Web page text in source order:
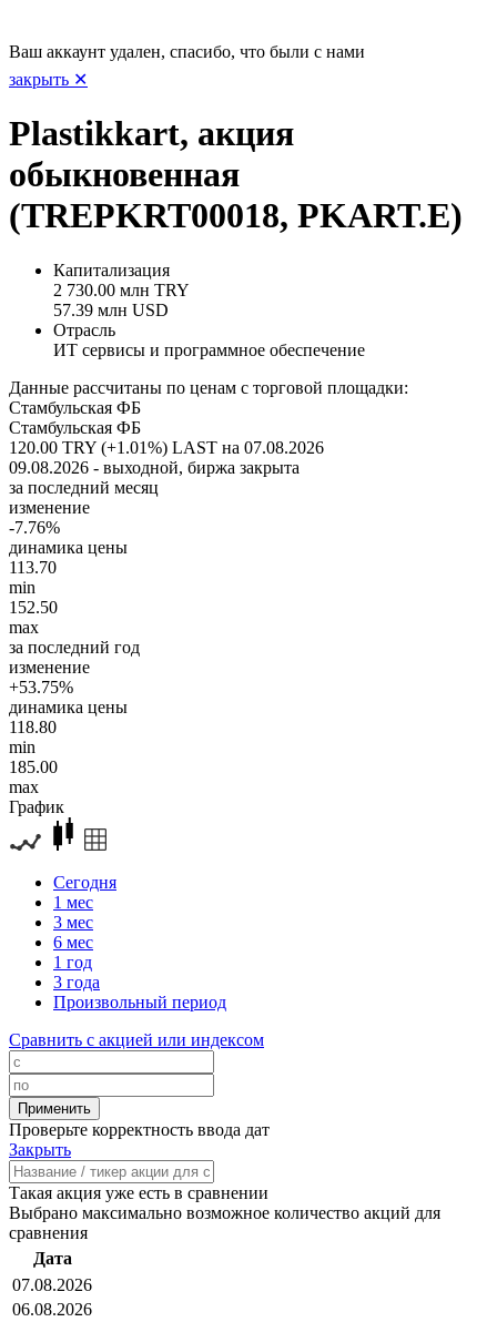
Ваш аккаунт удален, спасибо, что были с нами
закрыть ✕
Plastikkart, акция
обыкновенная
(TREPKRT00018, PKART.E)
Капитализация
2 730.00 млн TRY
57.39 млн USD
Отрасль
ИТ сервисы и программное обеспечение
Данные рассчитаны по ценам с торговой площадки:
Стамбульская ФБ
Стамбульская ФБ
120.00 TRY (+1.01%) LAST на 07.08.2026
09.08.2026 - выходной, биржа закрыта
за последний месяц
изменение
-7.76%
динамика цены
113.70
min
152.50
max
за последний год
изменение
+53.75%
динамика цены
118.80
min
185.00
max
График
Сегодня
1 мес
3 мес
6 мес
1 год
3 года
Произвольный период
Сравнить с акцией или индексом
Проверьте корректность ввода дат
Закрыть
Такая акция уже есть в сравнении
Выбрано максимально возможное количество акций для
сравнения
Дата
07.08.2026
06.08.2026